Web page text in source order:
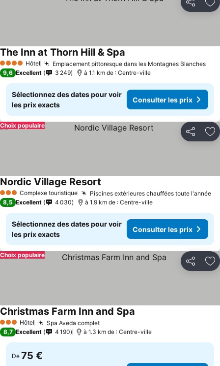
Partager
4 Étoiles Hôtel Emplacement pittoresque dans les Montagnes Blanches
The Inn at Thorn Hill & Spa
9,6 Excellent 3 249 à 1.1 km de : Centre-ville
Sélectionnez des dates pour voir
les prix exacts
Consulter les prix
Partager
Choix populaire
3 ÉtoilesComplexe touristique Piscines extérieures chauffées toute l'année
Nordic Village Resort
8,5 Excellent 4 030 à 1.9 km de : Centre-ville
Sélectionnez des dates pour voir
les prix exacts
Consulter les prix
Partager
Choix populaire
3 ÉtoilesHôtel Spa Aveda complet
Christmas Farm Inn and Spa
8,7 Excellent 4 190 à 1.3 km de : Centre-ville
De 75 €